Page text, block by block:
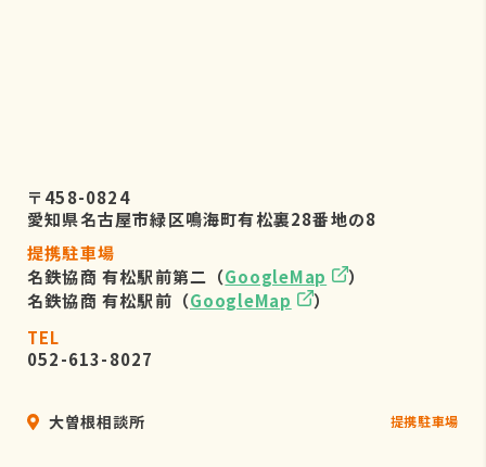
〒458-0824
愛知県名古屋市緑区鳴海町有松裏28番地の8
提携駐車場
名鉄協商 有松駅前第二（GoogleMap
）
名鉄協商 有松駅前（GoogleMap
）
TEL
052-613-8027
大曽根相談所 提携駐車場